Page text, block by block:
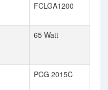
FCLGA1200
65 Watt
PCG 2015C